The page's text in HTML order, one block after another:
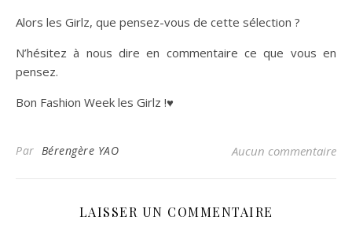
Alors les Girlz, que pensez-vous de cette sélection ?
N’hésitez à nous dire en commentaire ce que vous en
pensez.
Bon Fashion Week les Girlz !♥️
Par Bérengère YAO Aucun commentaire
LAISSER UN COMMENTAIRE